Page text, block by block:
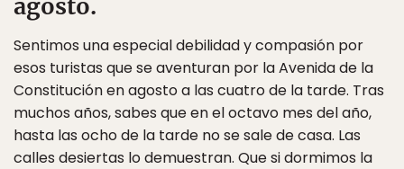
agosto.
Sentimos una especial debilidad y compasión por
esos turistas que se aventuran por la Avenida de la
Constitución en agosto a las cuatro de la tarde. Tras
muchos años, sabes que en el octavo mes del año,
hasta las ocho de la tarde no se sale de casa. Las
calles desiertas lo demuestran. Que si dormimos la